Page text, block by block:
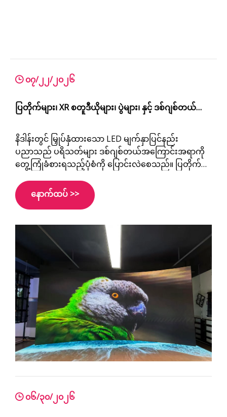
၀၇/၂၂/၂၀၂၆
ပြတိုက်များ၊ XR စတူဒီယိုများ၊ ပွဲများ၊ နှင့် ဒစ်ဂျစ်တယ်
Solution 7 ခု
နိဒါန်းတွင် မြှုပ်နှံထားသော LED မျက်နှာပြင်နည်း
ပညာသည် ပရိသတ်များ ဒစ်ဂျစ်တယ်အကြောင်းအရာကို
တွေ့ကြုံခံစားရသည့်ပုံစံကို ပြောင်းလဲစေသည်။ ပြတိုက်
ထုတ်လုပ်ရေးစတူဒီယိုများနှင့် ယဉ်ကျေးမှုခရီးသွားဆွဲ
ဆောင်မှုများအထိ၊ နှစ်မြှုပ်ထားသော LED ဖြေရှင်းချက်
သော ပတ်ဝန်းကျင်များကို ဖန်တီးပေးသည်
နောက်ထပ် >>
၀၆/၃၀/၂၀၂၆